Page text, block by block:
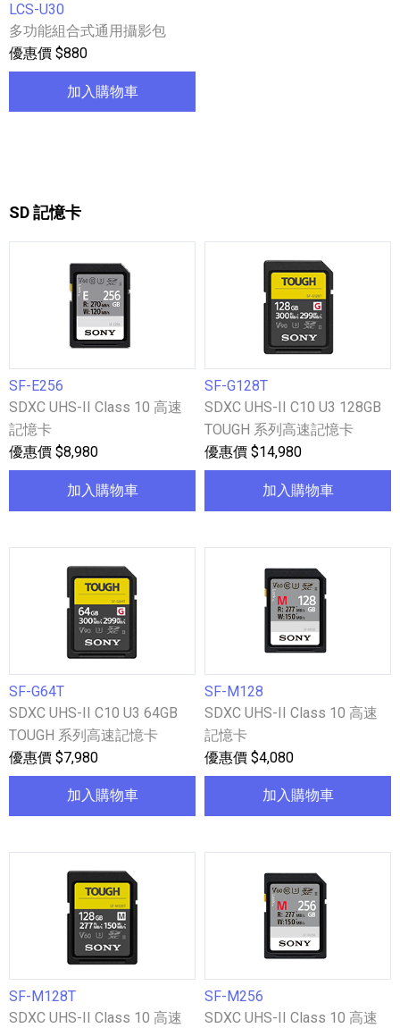
LCS-U30
多功能組合式通用攝影包
優惠價 $880
加入購物車
SD 記憶卡
SF-E256
SDXC UHS-II Class 10 高速
記憶卡
優惠價 $8,980
加入購物車
SF-G128T
SDXC UHS-II C10 U3 128GB
TOUGH 系列高速記憶卡
優惠價 $14,980
加入購物車
SF-G64T
SDXC UHS-II C10 U3 64GB
TOUGH 系列高速記憶卡
優惠價 $7,980
加入購物車
SF-M128
SDXC UHS-II Class 10 高速
記憶卡
優惠價 $4,080
加入購物車
SF-M128T
SDXC UHS-II Class 10 高速
SF-M256
SDXC UHS-II Class 10 高速